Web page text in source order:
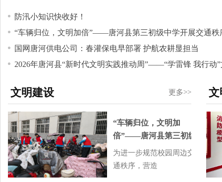
防汛小知识快收好！
“车辆归位，文明加倍”——唐河县第三初级中学开展交通秩
项志愿服务活动
国网唐河供电公司：春灌保电早部署 护航农耕显担当
2026年唐河县“新时代文明实践推动周”——​“学雷锋 我行动
更多>>
文明建设
“车辆归位，文明加
倍”——唐河县第三初级
中学开展交通秩序维护
专项志愿服务活动
为进一步规范校园周边交
通秩序，营造
文